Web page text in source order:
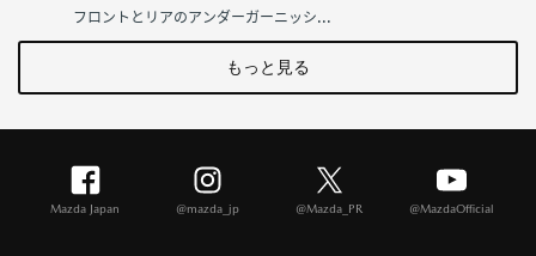
フロントとリアのアンダーガーニッシ...
もっと見る
Mazda Japan @mazda_jp @Mazda_PR @MazdaOfficial